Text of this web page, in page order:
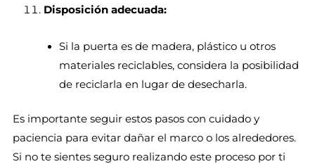
Disposición adecuada:
Si la puerta es de madera, plástico u otros
materiales reciclables, considera la posibilidad
de reciclarla en lugar de desecharla.
Es importante seguir estos pasos con cuidado y
paciencia para evitar dañar el marco o los alrededores.
Si no te sientes seguro realizando este proceso por ti